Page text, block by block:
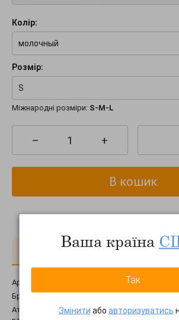
Колір:
молочный
Розмір:
S
Міжнародні розміри: S-M-L
– +
В кошик
Про товар Доставка
Артикул:
Бренд:
Атласная юбка с поясом на резинке - это
Ваша країна
Так
Змінити або авторизуватись